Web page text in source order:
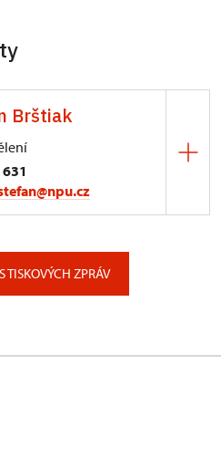
Brštiak
TISKOVÝCH ZPRÁV